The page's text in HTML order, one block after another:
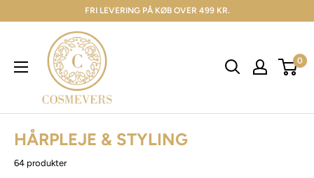
FRI LEVERING PÅ KØB OVER 499 KR.
0
HÅRPLEJE & STYLING
64 produkter